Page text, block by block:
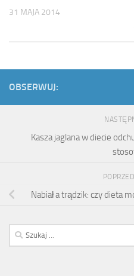
31 MAJA 2014
OBSERWUJ:
Kasza jaglana w diecie
Nabiał a trądzik: czy dieta
Szukaj: